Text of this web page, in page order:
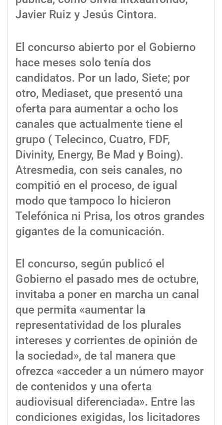
Javier Ruiz y Jesús Cintora.
El concurso abierto por el Gobierno
hace meses solo tenía dos
candidatos. Por un lado, Siete; por
otro, Mediaset, que presentó una
oferta para aumentar a ocho los
canales que actualmente tiene el
grupo ( Telecinco, Cuatro, FDF,
Divinity, Energy, Be Mad y Boing).
Atresmedia, con seis canales, no
compitió en el proceso, de igual
modo que tampoco lo hicieron
Telefónica ni Prisa, los otros grandes
gigantes de la comunicación.
El concurso, según publicó el
Gobierno el pasado mes de octubre,
invitaba a poner en marcha un canal
que permita «aumentar la
representatividad de los plurales
intereses y corrientes de opinión de
la sociedad», de tal manera que
ofrezca «acceder a un número mayor
de contenidos y una oferta
audiovisual diferenciada». Entre las
condiciones exigidas, los licitadores